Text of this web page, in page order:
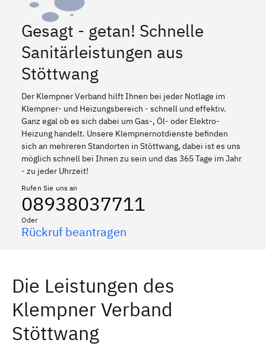
Gesagt - getan! Schnelle
Sanitärleistungen aus
Stöttwang
Der Klempner Verband hilft Ihnen bei jeder Notlage im
Klempner- und Heizungsbereich - schnell und effektiv.
Ganz egal ob es sich dabei um Gas-, Öl- oder Elektro-
Heizung handelt. Unsere Klempnernotdienste befinden
sich an mehreren Standorten in Stöttwang, dabei ist es uns
möglich schnell bei Ihnen zu sein und das 365 Tage im Jahr
- zu jeder Uhrzeit!
Rufen Sie uns an
08938037711
Oder
Rückruf beantragen
Die Leistungen des
Klempner Verband
Stöttwang